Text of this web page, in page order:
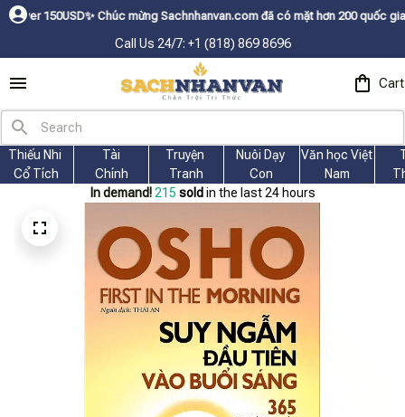
mừng Sachnhanvan.com đã có mặt hơn 200 quốc gia như Mỹ, Canada,
Call Us 24/7: +1 (818) 869 8696
Cart
Thiếu Nhi
Cổ Tích
Tài
Chính
Truyện
Tranh
Nuôi Dạy
Con
Văn học Việt
Nam
In demand! 215 sold in the last 24 hours